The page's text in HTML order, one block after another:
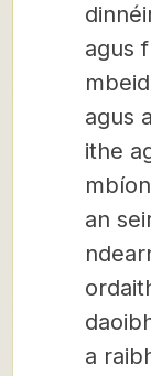
agus
agus
ithe
an
a